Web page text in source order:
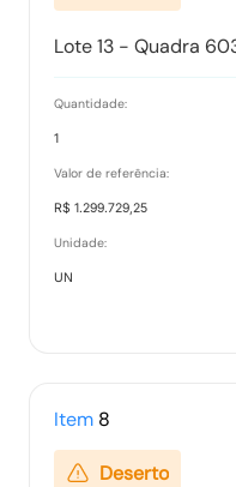
Lote 13 - Quadra
Quantidade:
1
Valor de referência:
R$ 1.299.729,25
Unidade:
UN
Item 8
Deserto